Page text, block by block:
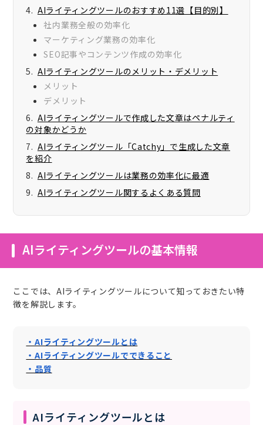
AIライティングツールのおすすめ11選【目的別】
社内業務全般の効率化
マーケティング業務の効率化
SEO記事やコンテンツ作成の効率化
AIライティングツールのメリット・デメリット
メリット
デメリット
AIライティングツールで作成した文章はペナルティ
の対象かどうか
AIライティングツール「Catchy」で生成した文章
を紹介
AIライティングツールは業務の効率化に最適
AIライティングツール関するよくある質問
AIライティングツールの基本情報
ここでは、AIライティングツールについて知っておきたい特
徴を解説します。
・AIライティングツールとは
・AIライティングツールでできること
・品質
AIライティングツールとは